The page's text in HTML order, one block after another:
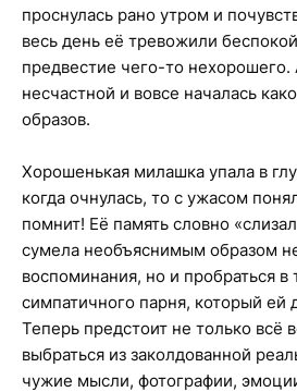
проснулась рано утром и
весь день её тревожили
предвестие чего-то нехорошего.
несчастной и вовсе началась
образов.
Хорошенькая милашка упала в
когда очнулась, то с ужасом
помнит! Её память словно
сумела необъяснимым образом
воспоминания, но и пробраться в
симпатичного парня, который ей
Теперь предстоит не только всё
выбраться из заколдованной
чужие мысли, фотографии,